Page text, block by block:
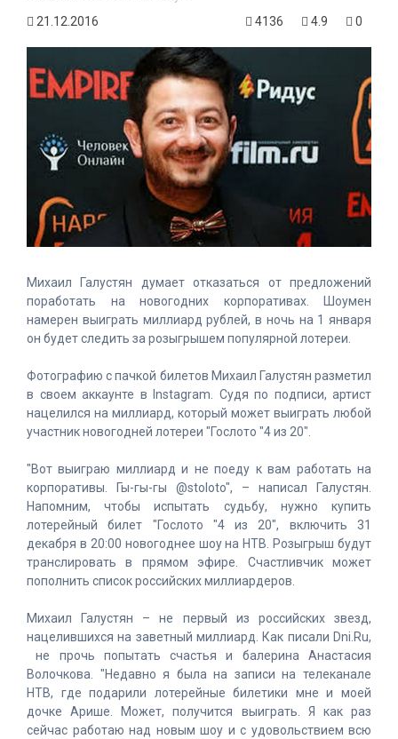
21.12.2016
4136 4.9 0
Михаил Галустян думает отказаться от предложений
поработать на новогодних корпоративах. Шоумен
намерен выиграть миллиард рублей, в ночь на 1 января
он будет следить за розыгрышем популярной лотереи.
Фотографию с пачкой билетов Михаил Галустян разметил
в своем аккаунте в Instagram. Судя по подписи, артист
нацелился на миллиард, который может выиграть любой
участник новогодней лотереи "Гослото "4 из 20".
"Вот выиграю миллиард и не поеду к вам работать на
корпоративы. Гы-гы-гы @stoloto", – написал Галустян.
Напомним, чтобы испытать судьбу, нужно купить
лотерейный билет "Гослото "4 из 20", включить 31
декабря в 20:00 новогоднее шоу на НТВ. Розыгрыш будут
транслировать в прямом эфире. Счастливчик может
пополнить список российских миллиардеров.
Михаил Галустян – не первый из российских звезд,
нацелившихся на заветный миллиард. Как писали Dni.Ru,
не прочь попытать счастья и балерина Анастасия
Волочкова. "Недавно я была на записи на телеканале
НТВ, где подарили лотерейные билетики мне и моей
дочке Арише. Может, получится выиграть. Я как раз
сейчас работаю над новым шоу и с удовольствием всю